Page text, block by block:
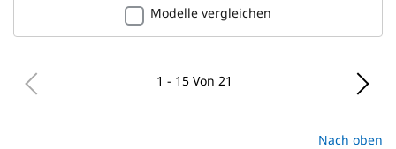
Modelle vergleichen
1 - 15 Von 21
Nach oben